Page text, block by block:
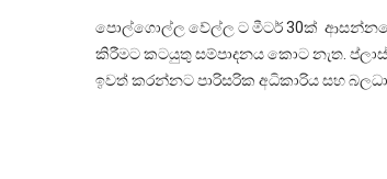
පොල්ගොල්ල වේල්ල ට මීටර් 30ක්
කිරීමට කටයුතු සම්පාදනය කොට නැත.
ඉවත් කරන්නට පාරිසරික අධිකාරිය සහ